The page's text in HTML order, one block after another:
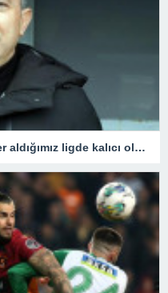
Recep Uçar: Hedefimiz ilk kez yer aldığımız ligde kalıcı olmak